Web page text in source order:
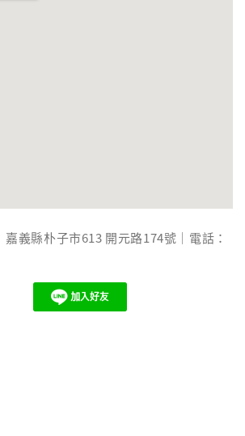
嘉義縣朴子市613 開元路174號｜電話：